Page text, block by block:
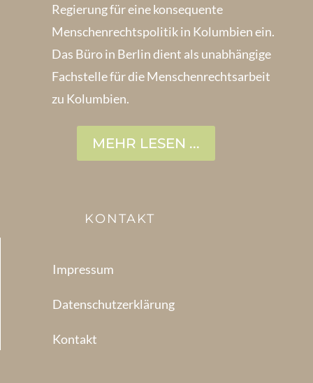
Regierung für eine konsequente
Menschenrechts­politik in Kolum­bien ein.
Das Büro in Berlin dient als unabhängige
Fachstelle für die Menschen­rechtsarbeit
zu Kolumbien.
MEHR LESEN ...
KONTAKT
Impressum
Datenschutzerklärung
Kontakt